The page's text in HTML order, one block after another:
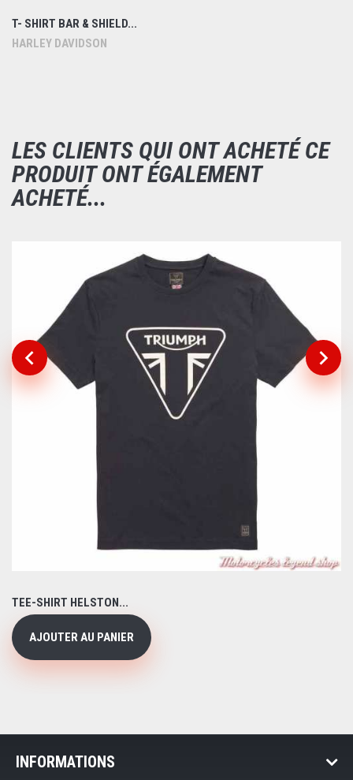
T- SHIRT BAR & SHIELD...
HARLEY DAVIDSON
LES CLIENTS QUI ONT ACHETÉ CE
PRODUIT ONT ÉGALEMENT
ACHETÉ...
TEE-SHIRT HELSTON...
AJOUTER AU PANIER
INFORMATIONS